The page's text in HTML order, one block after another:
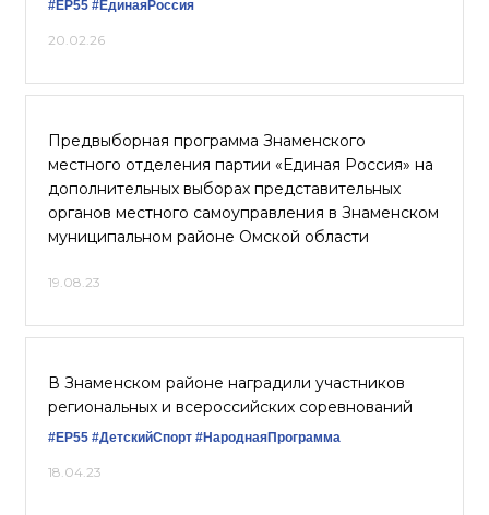
#ЕР55 #ЕдинаяРоссия
20.02.26
Предвыборная программа Знаменского
местного отделения партии «Единая Россия» на
дополнительных выборах представительных
органов местного самоуправления в Знаменском
муниципальном районе Омской области
19.08.23
В Знаменском районе наградили участников
региональных и всероссийских соревнований
#ЕР55 #ДетскийСпорт #НароднаяПрограмма
18.04.23